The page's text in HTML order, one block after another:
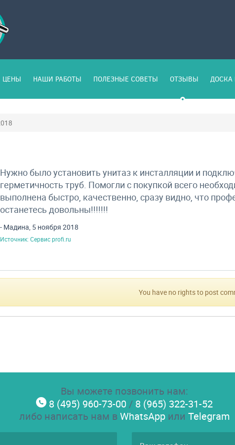
ЦЕНЫ НАШИ РАБОТЫ ПОЛЕЗНЫЕ СОВЕТЫ ОТЗЫВЫ ДОСКА
Нужно было установить унитаз к инсталляции и
герметичность труб. Помогли с покупкой всего
выполнена быстро, качественно, сразу видно, что
останетесь довольны!!!!!!!
- Мадина, 5 ноября 2018
Источник: Сервис profi.ru
You have no rights to post
Вы можете позвонить нам:
8 (495) 960-73-00 / 8 (965) 322-31-52
либо написать нам вWhatsAppили Telegram